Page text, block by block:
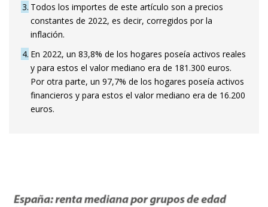
3 Todos los importes de este artículo son a precios
constantes de 2022, es decir, corregidos por la
inflación.
4 En 2022, un 83,8% de los hogares poseía activos reales
y para estos el valor mediano era de 181.300 euros.
Por otra parte, un 97,7% de los hogares poseía activos
financieros y para estos el valor mediano era de 16.200
euros.